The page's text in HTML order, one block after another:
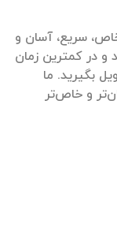
سریع، آسان و
در کمترین زمان
بگیرید. ما
و خاص‌تر